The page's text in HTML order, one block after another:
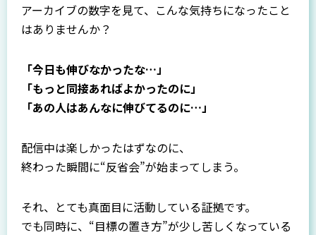
アーカイブの数字を見て、こんな気持ちになったこと
はありませんか？
「今日も伸びなかったな…」
「もっと同接あればよかったのに」
「あの人はあんなに伸びてるのに…」
配信中は楽しかったはずなのに、
終わった瞬間に“反省会”が始まってしまう。
それ、とても真面目に活動している証拠です。
でも同時に、“目標の置き方”が少し苦しくなっている